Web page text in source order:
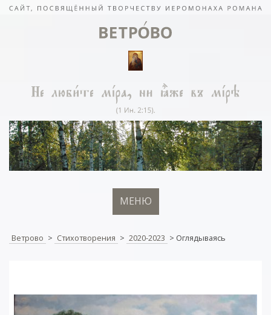
МЕНЮ
Ветрово > Стихотворения > 2020-2023 > Оглядываясь